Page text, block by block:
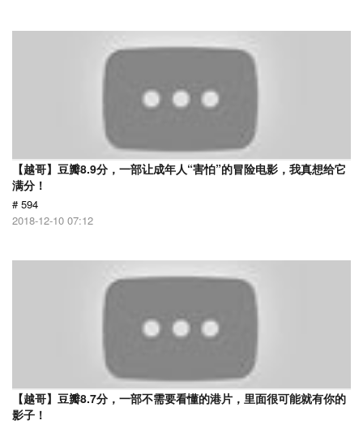
【越哥】豆瓣8.9分，一部让成年人“害怕”的冒险电影，我真想给它
满分！
# 594
2018-12-10 07:12
【越哥】豆瓣8.7分，一部不需要看懂的港片，里面很可能就有你的
影子！